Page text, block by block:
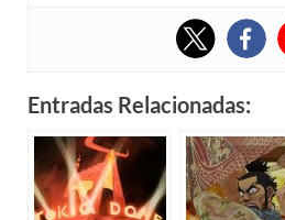
Entradas Relacionadas: